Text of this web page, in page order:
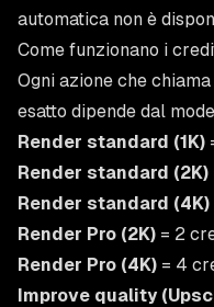
automatica non è
Come funzionano i
Ogni azione che
esatto dipende dal
Render standard (1K)
Render standard (2K)
Render standard (4K)
Render Pro (2K) = 2
Render Pro (4K) = 4
Improve quality